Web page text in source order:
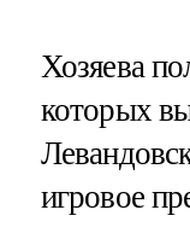
Хозяева
которых
игровое